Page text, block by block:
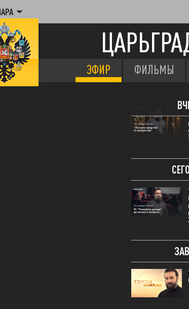
ЭФИР ФИЛЬМЫ